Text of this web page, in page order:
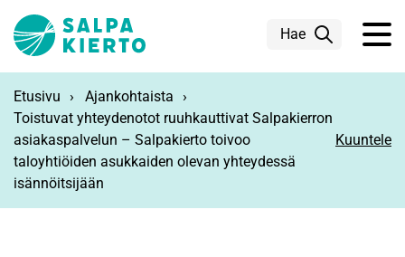
Hae
Etusivu
Ajankohtaista
Toistuvat yhteydenotot ruuhkauttivat Salpakierron
asiakaspalvelun – Salpakierto toivoo
taloyhtiöiden asukkaiden olevan yhteydessä
isännöitsijään
Kuuntele